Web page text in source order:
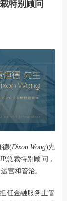
特别顾问
德(Dixon Wong)先
总裁特别顾问，
营和管治。
任金融服务主管